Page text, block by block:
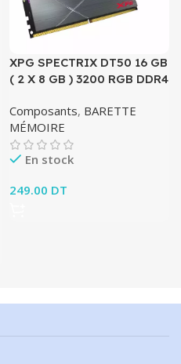
:
XPG SPECTRIX DT50 16 GB
( 2 X 8 GB ) 3200 RGB DDR4
Composants, BARETTE
MÉMOIRE
En stock
249.00 DT